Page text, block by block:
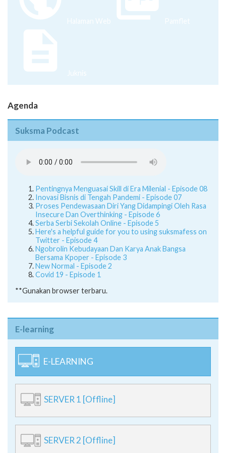
Halaman Web Pamflet
Juknis
Agenda
Suksma Podcast
Pentingnya Menguasai Skill di Era Milenial - Episode 08
Inovasi Bisnis di Tengah Pandemi - Episode 07
Proses Pendewasaan Diri Yang Didampingi Oleh Rasa
Insecure Dan Overthinking - Episode 6
Serba Serbi Sekolah Online - Episode 5
Here's a helpful guide for you to using suksmafess on
Twitter - Episode 4
Ngobrolin Kebudayaan Dan Karya Anak Bangsa
Bersama Kpoper - Episode 3
New Normal - Episode 2
Covid 19 - Episode 1
**Gunakan browser terbaru.
E-learning
E-LEARNING
SERVER 1 [Offline]
SERVER 2 [Offline]